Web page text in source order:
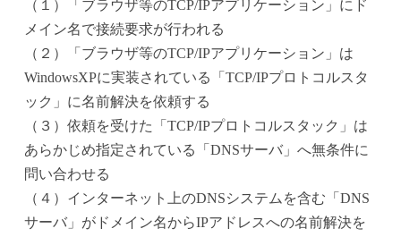
（１）「ブラウザ等のTCP/IPアプリケーション」にド
メイン名で接続要求が行われる
（２）「ブラウザ等のTCP/IPアプリケーション」は
WindowsXPに実装されている「TCP/IPプロトコルスタ
ック」に名前解決を依頼する
（３）依頼を受けた「TCP/IPプロトコルスタック」は
あらかじめ指定されている「DNSサーバ」へ無条件に
問い合わせる
（４）インターネット上のDNSシステムを含む「DNS
サーバ」がドメイン名からIPアドレスへの名前解決を